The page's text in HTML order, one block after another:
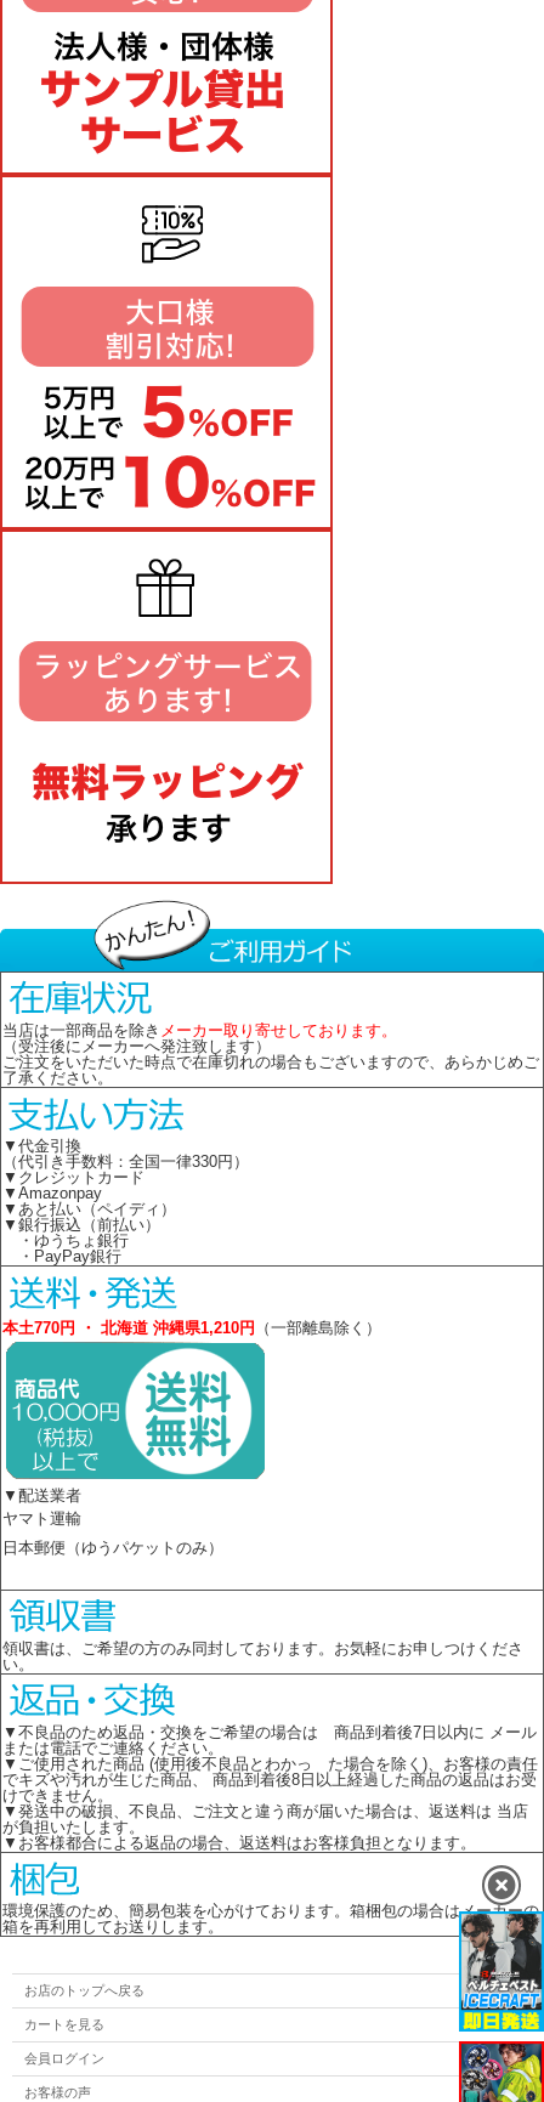
当店は一部商品を除き メーカー取り寄せしております。
（受注後にメーカーへ発注致します）
ご注文をいただいた時点で在庫切れの場合もございますので、あらかじめご
了承ください。
▼代金引換
（代引き手数料：全国一律330円）
▼クレジットカード
▼Amazonpay
▼あと払い（ペイディ）
▼銀行振込（前払い）
・ゆうちょ銀行
・PayPay銀行
本土770円 ・ 北海道 沖縄県1,210円 （一部離島除く）
▼配送業者
ヤマト運輸
日本郵便（ゆうパケットのみ）
領収書は、ご希望の方のみ同封しております。お気軽にお申しつけくださ
い。
▼不良品のため返品・交換をご希望の場合は 商品到着後7日以内に メール
または電話でご連絡ください。
▼ご使用された商品 (使用後不良品とわかっ た場合を除く)、お客様の責任
でキズや汚れが生じた商品、 商品到着後8日以上経過した商品の返品はお受
けできません。
▼発送中の破損、不良品、ご注文と違う商が届いた場合は、返送料は 当店
が負担いたします。
▼お客様都合による返品の場合、返送料はお客様負担となります。
環境保護のため、簡易包装を心がけております。箱梱包の場合はメーカーの
箱を再利用してお送りします。
お店のトップへ戻る
カートを見る
会員ログイン
お客様の声